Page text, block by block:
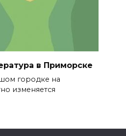
в Приморске
городке на
изменяется